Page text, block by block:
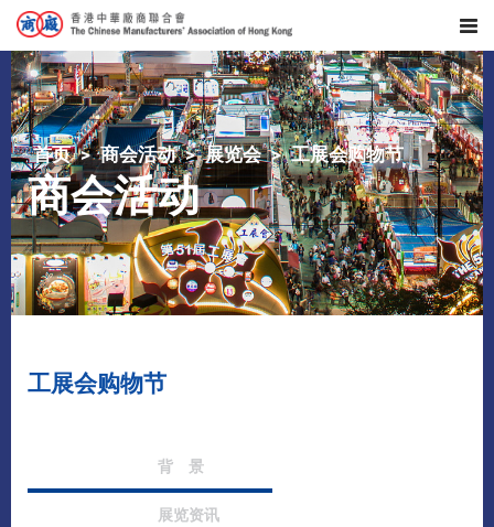
首页 商会活动 展览会 工展会购物节
商会活动
工展会购物节
背 景
展览资讯